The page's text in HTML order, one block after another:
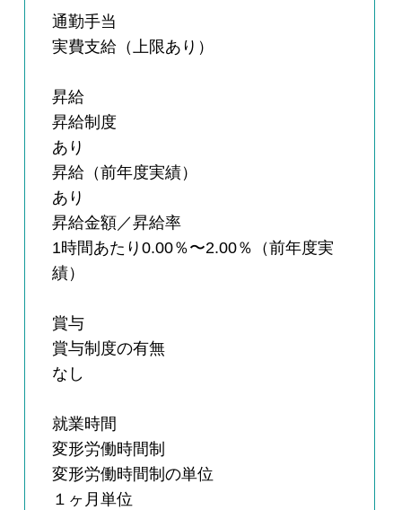
通勤手当
実費支給（上限あり）
昇給
昇給制度
あり
昇給（前年度実績）
あり
昇給金額／昇給率
1時間あたり0.00％〜2.00％（前年度実
績）
賞与
賞与制度の有無
なし
就業時間
変形労働時間制
変形労働時間制の単位
１ヶ月単位